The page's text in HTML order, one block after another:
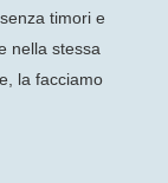
timori e
nella stessa
la facciamo